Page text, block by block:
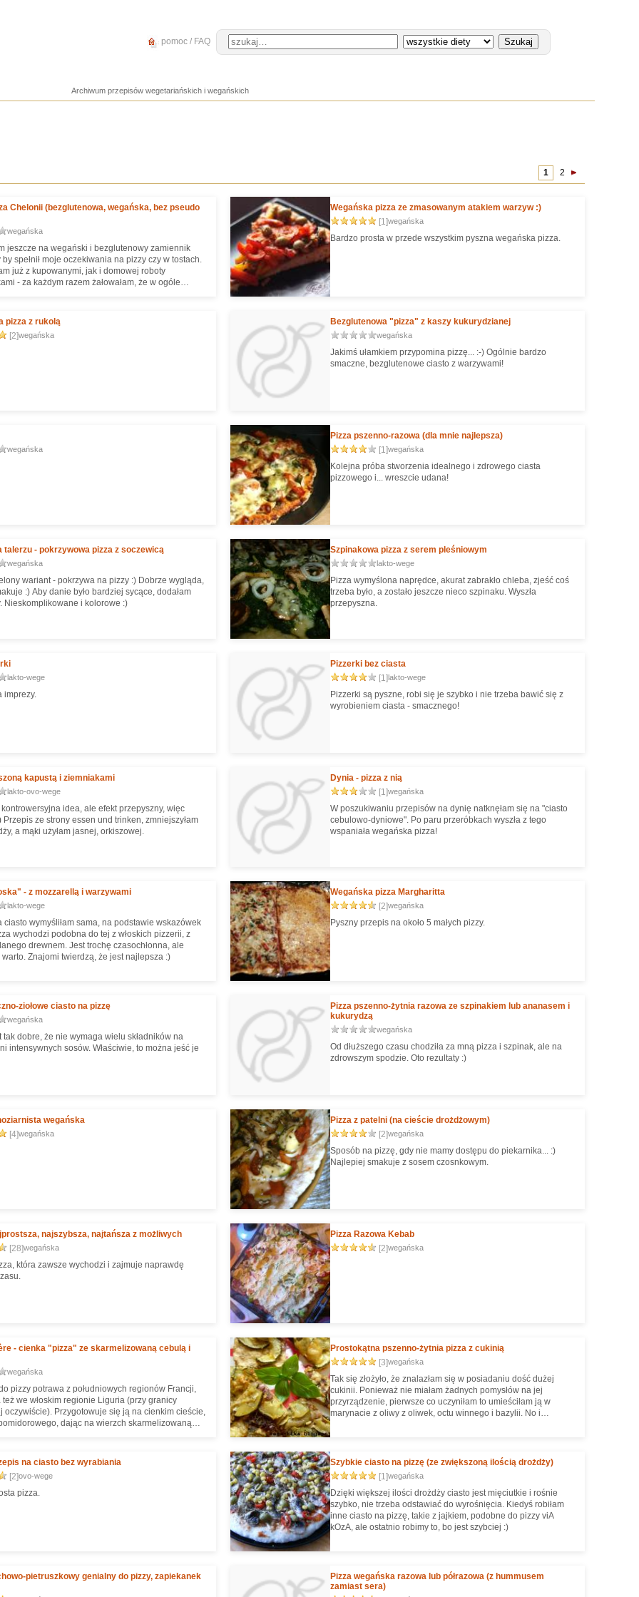
pomoc / FAQ
Archiwum przepisów wegetariańskich i wegańskich
1 2
Chelonii (bezglutenowa, wegańska, bez pseudo
wegańska
jeszcze na wegański i bezglutenowy zamiennik
spełnił moje oczekiwania na pizzy czy w tostach.
już z kupowanymi, jak i domowej roboty
- za każdym razem żałowałam, że w ogóle
jak i w konsystencji). Zapewne każdy ma
na temat dobrej pizzy, ale polecam
A nuż się pokrywają z moimi ;)
Wegańska pizza ze zmasowanym atakiem warzyw :)
[1]wegańska
Bardzo prosta w przede wszystkim pyszna wegańska pizza.
pizza z rukolą
[2]wegańska
Bezglutenowa "pizza" z kaszy kukurydzianej
wegańska
Jakimś ułamkiem przypomina pizzę... :-) Ogólnie bardzo
smaczne, bezglutenowe ciasto z warzywami!
wegańska
Pizza pszenno-razowa (dla mnie najlepsza)
[1]wegańska
Kolejna próba stworzenia idealnego i zdrowego ciasta
pizzowego i... wreszcie udana!
talerzu - pokrzywowa pizza z soczewicą
wegańska
wariant - pokrzywa na pizzy :) Dobrze wygląda,
:) Aby danie było bardziej sycące, dodałam
Nieskomplikowane i kolorowe :)
Szpinakowa pizza z serem pleśniowym
lakto-wege
Pizza wymyślona naprędce, akurat zabrakło chleba, zjeść coś
trzeba było, a zostało jeszcze nieco szpinaku. Wyszła
przepyszna.
lakto-wege
imprezy.
Pizzerki bez ciasta
[1]lakto-wege
Pizzerki są pyszne, robi się je szybko i nie trzeba bawić się z
wyrobieniem ciasta - smacznego!
kapustą i ziemniakami
lakto-ovo-wege
kontrowersyjna idea, ale efekt przepyszny, więc
a mąki użyłam jasnej, orkiszowej.
Dynia - pizza z nią
[1]wegańska
W poszukiwaniu przepisów na dynię natknęłam się na "ciasto
cebulowo-dyniowe". Po paru przeróbkach wyszła z tego
wspaniała wegańska pizza!
- z mozzarellą i warzywami
lakto-wege
ciasto wymyśliłam sama, na podstawie wskazówek
wychodzi podobna do tej z włoskich pizzerii, z
drewnem. Jest trochę czasochłonna, ale
Znajomi twierdzą, że jest najlepsza :)
Wegańska pizza Margharitta
[2]wegańska
Pyszny przepis na około 5 małych pizzy.
ziołowe ciasto na pizzę
wegańska
tak dobre, że nie wymaga wielu składników na
intensywnych sosów. Właściwie, to można jeść je
Pizza pszenno-żytnia razowa ze szpinakiem lub ananasem i
kukurydzą
wegańska
Od dłuższego czasu chodziła za mną pizza i szpinak, ale na
zdrowszym spodzie. Oto rezultaty :)
wegańska
[4]wegańska
Pizza z patelni (na cieście drożdżowym)
[2]wegańska
Sposób na pizzę, gdy nie mamy dostępu do piekarnika... :)
Najlepiej smakuje z sosem czosnkowym.
najszybsza, najtańsza z możliwych
[28]wegańska
która zawsze wychodzi i zajmuje naprawdę
Pizza Razowa Kebab
[2]wegańska
- cienka "pizza" ze skarmelizowaną cebulą i
wegańska
pizzy potrawa z południowych regionów Francji,
we włoskim regionie Liguria (przy granicy
oczywiście). Przygotowuje się ją na cienkim cieście,
dając na wierzch skarmelizowaną
"Czasem robię ją na grubym i puszystym
razem na zupełnie cienkim, jak pizza. Uwielbiam
długo duszonej cebuli, która staje się
i miękka. To mój smak na długie jesienne
Prostokątna pszenno-żytnia pizza z cukinią
[3]wegańska
Tak się złożyło, że znalazłam się w posiadaniu dość dużej
cukinii. Ponieważ nie miałam żadnych pomysłów na jej
przyrządzenie, pierwsze co uczyniłam to umieściłam ją w
marynacie z oliwy z oliwek, octu winnego i bazylii. No i
oczywiście czosnek też się musiał w niej znaleźć!. A potem
dopiero wpadłam na pomysł, żeby zrobić pizzę.
na ciasto bez wyrabiania
[2]ovo-wege
pizza.
Szybkie ciasto na pizzę (ze zwiększoną ilością drożdży)
[1]wegańska
Dzięki większej ilości drożdży ciasto jest mięciutkie i rośnie
szybko, nie trzeba odstawiać do wyrośnięcia. Kiedyś robiłam
inne ciasto na pizzę, takie z jajkiem, podobne do pizzy viA
kOzA, ale ostatnio robimy to, bo jest szybciej :)
pietruszkowy genialny do pizzy, zapiekanek
Pizza wegańska razowa lub półrazowa (z hummusem
zamiast sera)